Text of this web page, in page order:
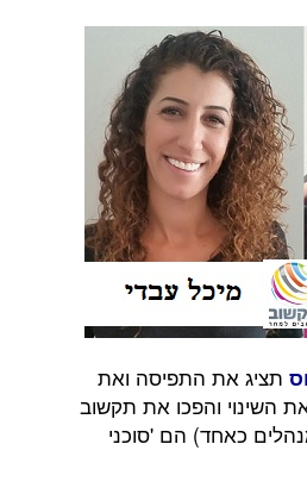
תציג את התפיסה ואת
השינוי והפכו את תקשוב
כאחד) הם 'סוכני